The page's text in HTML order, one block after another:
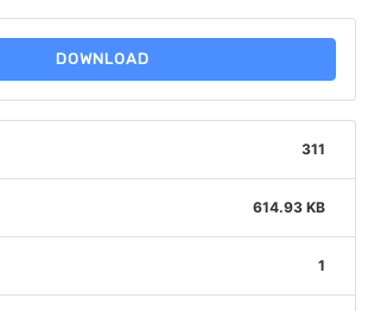
DOWNLOAD
311
614.93 KB
1